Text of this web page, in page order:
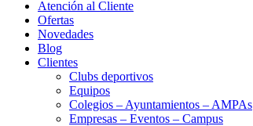
Atención al Cliente
Ofertas
Novedades
Blog
Clientes
Clubs deportivos
Equipos
Colegios – Ayuntamientos – AMPAs
Empresas – Eventos – Campus